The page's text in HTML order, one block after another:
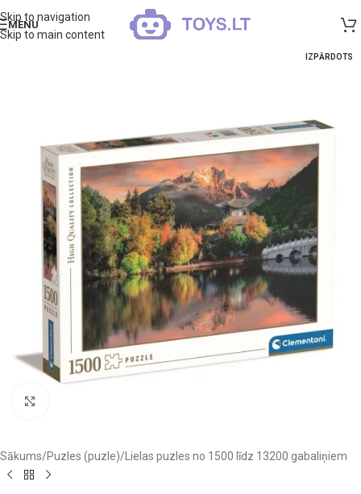
Skip to navigation
Skip to main content
MENU
IZPĀRDOTS
Sākums/Puzles (puzle)/ Lielas puzles no 1500 līdz 13200 gabaliņiem